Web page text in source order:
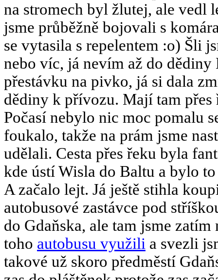
na stromech byl žlutej, ale vedl
jsme průběžně bojovali s
se vytasila s repelentem :o) Šli
nebo víc, já nevím až do
přestávku na pivko, já si dala
dědiny k přívozu. Mají tam
Počasí nebylo nic moc pomalu
foukalo, takže na prám jsme
udělali. Cesta přes řeku byla
kde ústí Wisla do Baltu a bylo
A začalo lejt. Já ještě stihla
autobusové zastávce pod
do Gdaňska, ale tam jsme
toho autobusu využili a svezli
takové už skoro předměstí